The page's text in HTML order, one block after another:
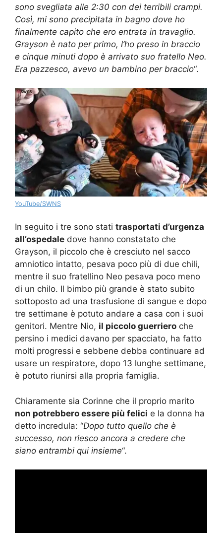
sono svegliata alle 2:30 con dei terribili crampi.
Così, mi sono precipitata in bagno dove ho
finalmente capito che ero entrata in travaglio.
Grayson è nato per primo, l’ho preso in braccio
e cinque minuti dopo è arrivato suo fratello Neo.
Era pazzesco, avevo un bambino per braccio“.
YouTube/SWNS
In seguito i tre sono stati trasportati d’urgenza
all’ospedale dove hanno constatato che
Grayson, il piccolo che è cresciuto nel sacco
amniotico intatto, pesava poco più di due chili,
mentre il suo fratellino Neo pesava poco meno
di un chilo. Il bimbo più grande è stato subito
sottoposto ad una trasfusione di sangue e dopo
tre settimane è potuto andare a casa con i suoi
genitori. Mentre Nio, il piccolo guerriero che
persino i medici davano per spacciato, ha fatto
molti progressi e sebbene debba continuare ad
usare un respiratore, dopo 13 lunghe settimane,
è potuto riunirsi alla propria famiglia.
Chiaramente sia Corinne che il proprio marito
non potrebbero essere più felici e la donna ha
detto incredula: “Dopo tutto quello che è
successo, non riesco ancora a credere che
siano entrambi qui insieme“.